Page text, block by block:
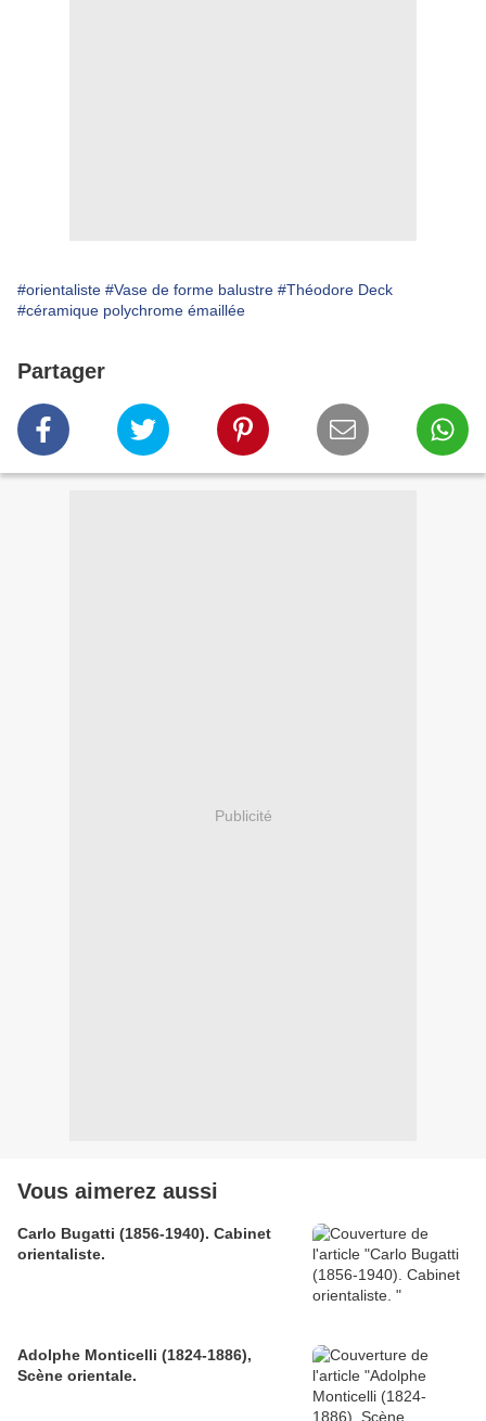
#orientaliste #Vase de forme balustre #Théodore Deck
#céramique polychrome émaillée
Partager
Publicité
Vous aimerez aussi
Carlo Bugatti (1856-1940). Cabinet
orientaliste.
Adolphe Monticelli (1824-1886),
Scène orientale.